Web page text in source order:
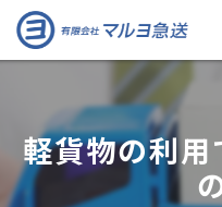
軽貨物の利